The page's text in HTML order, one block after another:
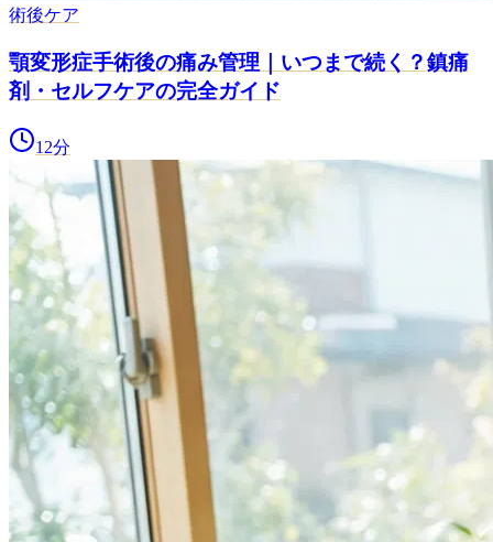
術後ケア
顎変形症手術後の痛み管理｜いつまで続く？鎮痛
剤・セルフケアの完全ガイド
12分